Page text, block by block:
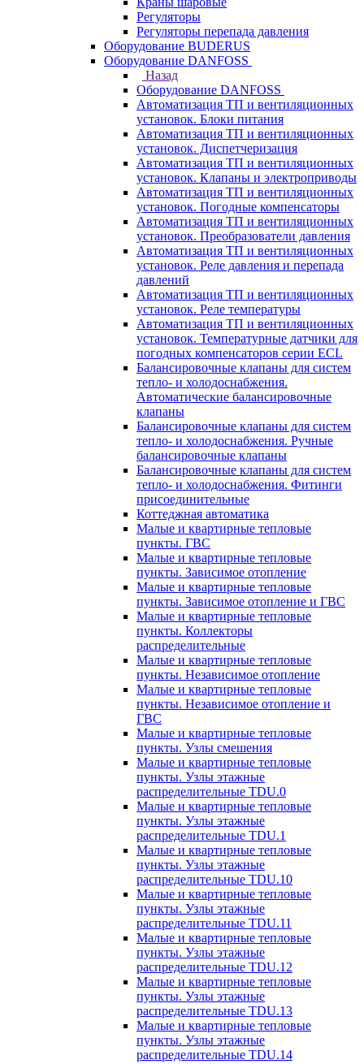
Регуляторы
Регуляторы перепада давления
Оборудование BUDERUS
Оборудование DANFOSS
Назад
Оборудование DANFOSS
Автоматизация ТП и вентиляционных
установок. Блоки питания
Автоматизация ТП и вентиляционных
установок. Диспетчеризация
Автоматизация ТП и вентиляционных
установок. Клапаны и электроприводы
Автоматизация ТП и вентиляционных
установок. Погодные компенсаторы
Автоматизация ТП и вентиляционных
установок. Преобразователи давления
Автоматизация ТП и вентиляционных
установок. Реле давления и перепада
давлений
Автоматизация ТП и вентиляционных
установок. Реле температуры
Автоматизация ТП и вентиляционных
установок. Температурные датчики для
погодных компенсаторов серии ECL
Балансировочные клапаны для систем
тепло- и холодоснабжения.
Автоматические балансировочные
клапаны
Балансировочные клапаны для систем
тепло- и холодоснабжения. Ручные
балансировочные клапаны
Балансировочные клапаны для систем
тепло- и холодоснабжения. Фитинги
присоединительные
Коттеджная автоматика
Малые и квартирные тепловые
пункты. ГВС
Малые и квартирные тепловые
пункты. Зависимое отопление
Малые и квартирные тепловые
пункты. Зависимое отопление и ГВС
Малые и квартирные тепловые
пункты. Коллекторы
распределительные
Малые и квартирные тепловые
пункты. Независимое отопление
Малые и квартирные тепловые
пункты. Независимое отопление и
ГВС
Малые и квартирные тепловые
пункты. Узлы смешения
Малые и квартирные тепловые
пункты. Узлы этажные
распределительные TDU.0
Малые и квартирные тепловые
пункты. Узлы этажные
распределительные TDU.1
Малые и квартирные тепловые
пункты. Узлы этажные
распределительные TDU.10
Малые и квартирные тепловые
пункты. Узлы этажные
распределительные TDU.11
Малые и квартирные тепловые
пункты. Узлы этажные
распределительные TDU.12
Малые и квартирные тепловые
пункты. Узлы этажные
распределительные TDU.13
Малые и квартирные тепловые
пункты. Узлы этажные
распределительные TDU.14